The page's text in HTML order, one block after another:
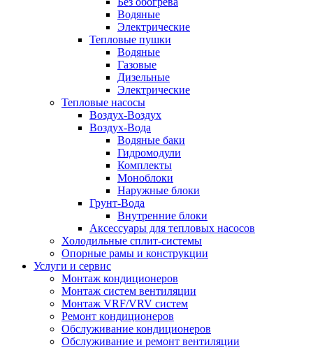
Водяные
Электрические
Тепловые пушки
Водяные
Газовые
Дизельные
Электрические
Тепловые насосы
Воздух-Воздух
Воздух-Вода
Водяные баки
Гидромодули
Комплекты
Моноблоки
Наружные блоки
Грунт-Вода
Внутренние блоки
Аксессуары для тепловых насосов
Холодильные сплит-системы
Опорные рамы и конструкции
Услуги и сервис
Монтаж кондиционеров
Монтаж систем вентиляции
Монтаж VRF/VRV систем
Ремонт кондиционеров
Обслуживание кондиционеров
Обслуживание и ремонт вентиляции